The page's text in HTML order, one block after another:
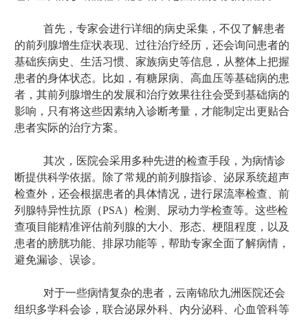
首先，专家会进行详细的病史采集，不仅了解患者
的前列腺增生症状表现、过往治疗经历，还会询问患者的
基础疾病史、生活习惯、家族病史等信息，从整体上把握
患者的身体状态。比如，有糖尿病、高血压等基础病的患
者，其前列腺增生的发展和治疗效果往往会受到基础病的
影响，只有将这些因素纳入诊断考量，才能制定出更贴合
患者实际的治疗方案。
其次，医院会采用多种先进的检查手段，为病情诊
断提供科学依据。除了常规的前列腺指诊、泌尿系统超声
检查外，还会根据患者的具体情况，进行尿流率检查、前
列腺特异性抗原（PSA）检测、尿动力学检查等。这些检
查项目能精准评估前列腺的大小、形态、梗阻程度，以及
患者的膀胱功能、排尿功能等，帮助专家全面了解病情，
避免漏诊、误诊。
对于一些病情复杂的患者，云南锦欣九洲医院还会
组织多学科会诊，联合泌尿外科、内分泌科、心血管科等